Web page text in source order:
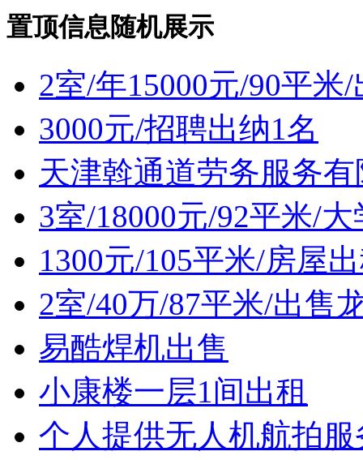
置顶信息随机展示
2室/年15000元/90平
3000元/招聘出纳1名
天津斡通道劳务服务
3室/18000元/92平米/
1300元/105平米/房屋
2室/40万/87平米/出售
易酷焊机出售
小康楼一层1间出租
个人提供无人机航拍服